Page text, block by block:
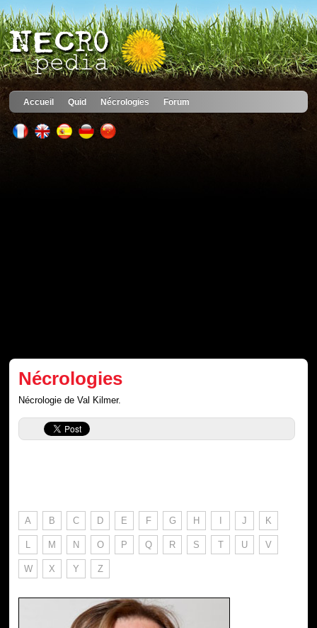
Accueil Quid Nécrologies Forum
Nécrologies
Nécrologie de Val Kilmer.
A B C D E F G H I J K
L M N O P Q R S T U V
W X Y Z